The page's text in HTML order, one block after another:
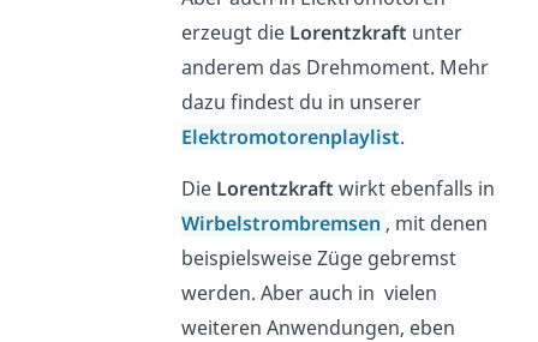
erzeugt die Lorentzkraft unter
anderem das Drehmoment. Mehr
dazu findest du in unserer
Elektromotorenplaylist.
Die Lorentzkraft wirkt ebenfalls in
Wirbelstrombremsen , mit denen
beispielsweise Züge gebremst
werden. Aber auch in vielen
weiteren Anwendungen, eben